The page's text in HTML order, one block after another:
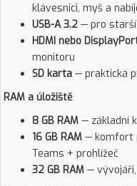
klávesnici, myš a
USB-A 3.2 — pro
HDMI nebo
monitoru
SD karta — praktická
RAM a úložiště
8 GB RAM — základní
16 GB RAM — komfort
Teams + prohlížeč
32 GB RAM —